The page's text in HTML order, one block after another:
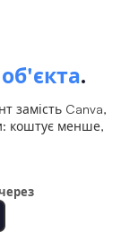
.
замість Canva,
коштує менше,